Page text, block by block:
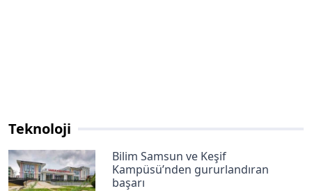
Teknoloji
Bilim Samsun ve Keşif
Kampüsü’nden gururlandıran
başarı